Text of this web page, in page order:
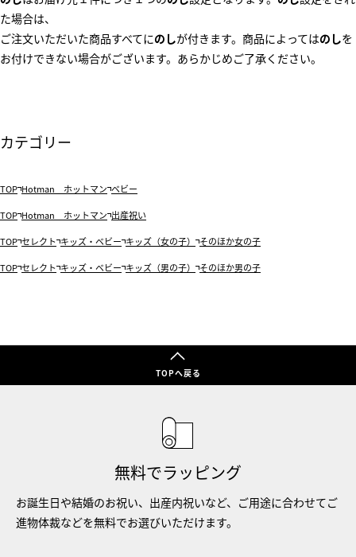
た場合は、
ご注文いただいた商品すべてにのしが付きます。商品によってはのしを
お付けできない場合がございます。あらかじめご了承ください。
カテゴリー
TOP Hotman ホットマン ベビー
TOP Hotman ホットマン 出産祝い
TOP セレクト キッズ・ベビー キッズ（女の子） そのほか女の子
TOP セレクト キッズ・ベビー キッズ（男の子） そのほか男の子
TOPへ戻る
無料でラッピング
お誕生日や結婚のお祝い、出産内祝いなど、ご用途に合わせてご
進物体裁などを無料でお選びいただけます。